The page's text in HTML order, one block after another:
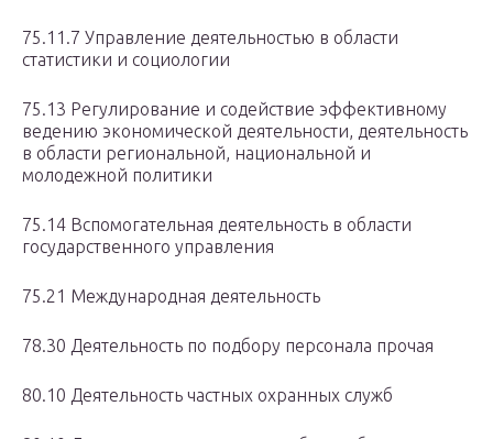
75.11.7 Управление деятельностью в области
статистики и социологии
75.13 Регулирование и содействие эффективному
ведению экономической деятельности, деятельность
в области региональной, национальной и
молодежной политики
75.14 Вспомогательная деятельность в области
государственного управления
75.21 Международная деятельность
78.30 Деятельность по подбору персонала прочая
80.10 Деятельность частных охранных служб